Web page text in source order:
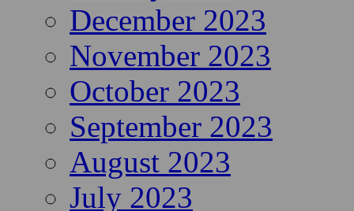
December 2023
November 2023
October 2023
September 2023
August 2023
July 2023